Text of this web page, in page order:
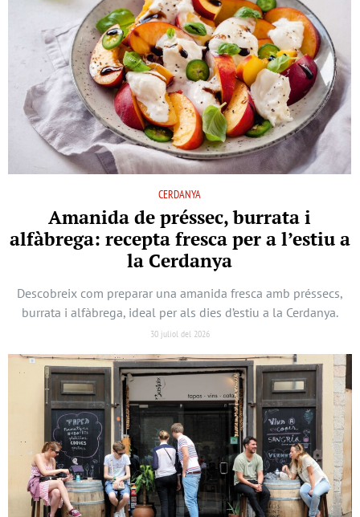
CERDANYA
Amanida de préssec, burrata i
alfàbrega: recepta fresca per a l’estiu a
la Cerdanya
Descobreix com preparar una amanida fresca amb préssecs,
burrata i alfàbrega, ideal per als dies d’estiu a la Cerdanya.
30 juliol del 2026